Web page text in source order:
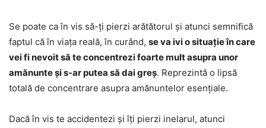
Se poate ca în vis să-ți pierzi arătătorul și atunci semnifică
faptul că în viața reală, în curând, se va ivi o situație în care
vei fi nevoit să te concentrezi foarte mult asupra unor
amănunte și s-ar putea să dai greș. Reprezintă o lipsă
totală de concentrare asupra amănuntelor esențiale.
Dacă în vis te accidentezi și îți pierzi inelarul, atunci